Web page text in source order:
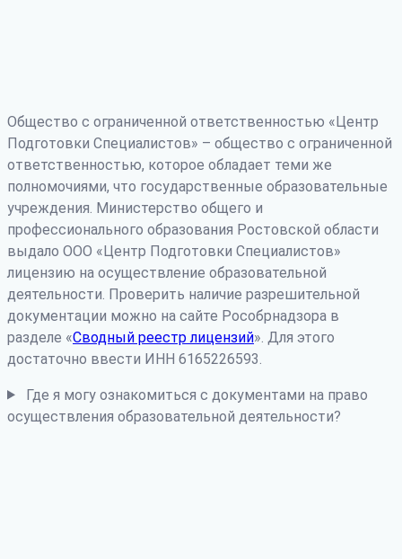
Общество с ограниченной ответственностью «Центр
Подготовки Специалистов» – общество с ограниченной
ответственностью, которое обладает теми же
полномочиями, что государственные образовательные
учреждения. Министерство общего и
профессионального образования Ростовской области
выдало ООО «Центр Подготовки Специалистов»
лицензию на осуществление образовательной
деятельности. Проверить наличие разрешительной
документации можно на сайте Рособрнадзора в
разделе «Сводный реестр лицензий». Для этого
достаточно ввести ИНН 6165226593.
Где я могу ознакомиться с документами на право
осуществления образовательной деятельности?